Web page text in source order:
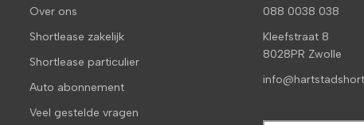
Over ons
Shortlease zakelijk
Shortlease particulier
Auto abonnement
Veel gestelde vragen
088 0038 038
Kleefstraat 8
8028PR Zwolle